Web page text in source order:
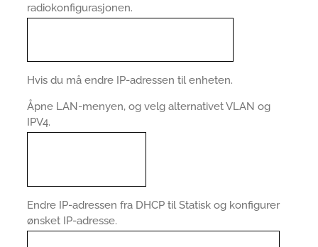
radiokonfigurasjonen.
Hvis du må endre IP-adressen til enheten.
Åpne LAN-menyen, og velg alternativet VLAN og
IPV4.
Endre IP-adressen fra DHCP til Statisk og konfigurer
ønsket IP-adresse.